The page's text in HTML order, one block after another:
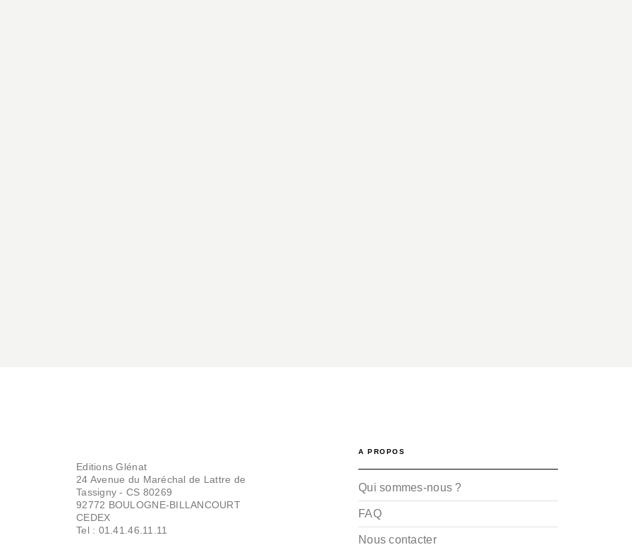
Editions Glénat
24 Avenue du Maréchal de Lattre de
Tassigny - CS 80269
92772 BOULOGNE-BILLANCOURT
CEDEX
Tel : 01.41.46.11.11
A PROPOS
Qui sommes-nous ?
FAQ
Nous contacter